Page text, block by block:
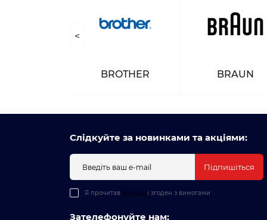
<
BROTHER BRAUN
Слідкуйте за новинками та акціями:
Підпишіться
Я прочитав Оплата і згоден з вимогами
Зателефонуйте нам: